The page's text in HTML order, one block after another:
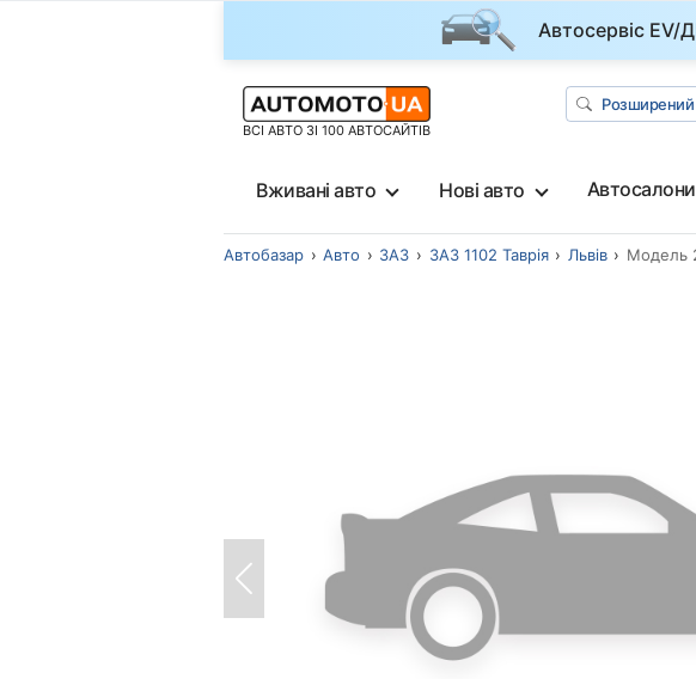
Автосервіс EV/
ВСІ АВТО ЗІ 100 АВТОСАЙТІВ
Вживані авто Нові авто Автосалони
Автобазар Авто ЗАЗ ЗАЗ 1102 Таврія Львів Модель